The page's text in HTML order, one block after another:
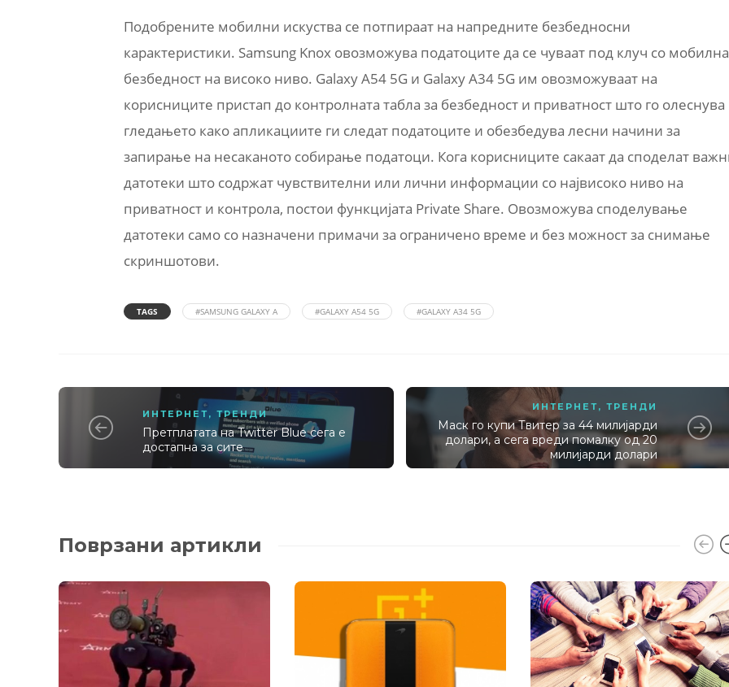
Подобрените мобилни искуства се потпираат на напредните безбедносни
карактеристики. Samsung Knox овозможува податоците да се чуваат под клуч со мобилна
безбедност на високо ниво. Galaxy A54 5G и Galaxy A34 5G им овозможуваат на
корисниците пристап до контролната табла за безбедност и приватност што го олеснува
гледањето како апликациите ги следат податоците и обезбедува лесни начини за
запирање на несаканото собирање податоци. Кога корисниците сакаат да споделат
датотеки што содржат чувствителни или лични информации со највисоко ниво на
приватност и контрола, постои функцијата Private Share. Овозможува споделување
датотеки само со назначени примачи за ограничено време и без можност за снимање
скриншотови.
TAGS #SAMSUNG GALAXY A #GALAXY A54 5G #GALAXY A34 5G
ИНТЕРНЕТ,ТРЕНДИ
Претплатата на Twitter Blue сега е
достапна за сите
ИНТЕРНЕТ,ТРЕНДИ
Маск го купи Твитер за 44 милијарди
долари, а сега вреди помалку од 20
милијарди долари
Поврзани артикли